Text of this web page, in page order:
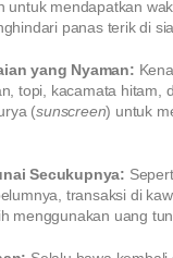
untuk mendapatkan
panas terik di
yang Nyaman:
topi, kacamata hitam,
(sunscreen) untuk
Secukupnya:
transaksi di
menggunakan uang